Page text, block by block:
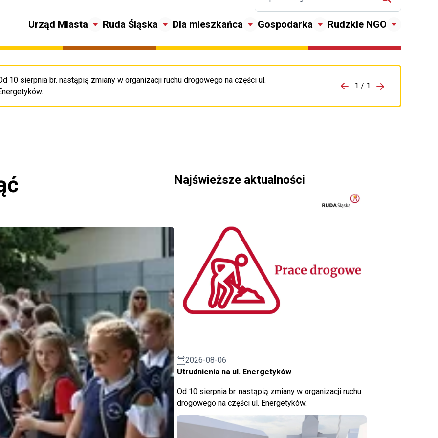
Urząd Miasta Ruda Śląska Dla mieszkańca Gospodarka Rudzkie NGO
10 sierpnia br. nastąpią zmiany w organizacji ruchu drogowego na części ul.Przejdź do porzpedniego komunikatu 1 / 1
Przejdź do
Najświeższe aktualności
2026-08-06
Utrudnienia na ul. Energetyków
Od 10 sierpnia br. nastąpią zmiany w organizacji ruchu
drogowego na części ul. Energetyków.